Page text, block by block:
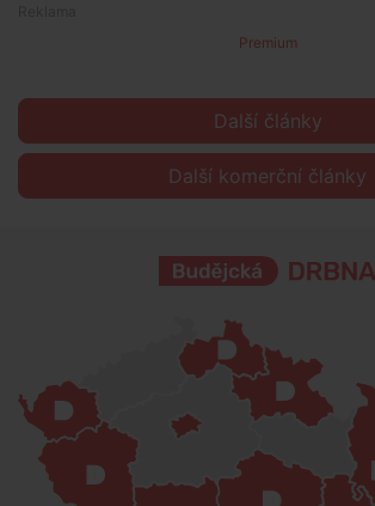
Premium
Další články
Další komerční články